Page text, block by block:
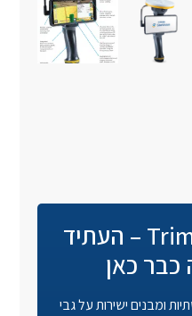
Trimble SiteVision – העתיד
כבר כאן
ומבנים ישירות על גבי